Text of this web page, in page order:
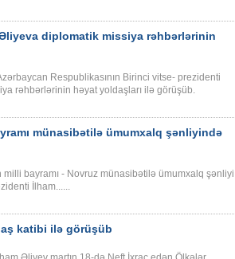
diplomatik missiya rəhbərlərinin
Respublikasının Birinci vitse- prezidenti
rəhbərlərinin həyat yoldaşları ilə görüşüb.
münasibətilə ümumxalq şənliyində
milli bayramı - Novruz münasibətilə ümumxalq şənliyi
İlham......
katibi ilə görüşüb